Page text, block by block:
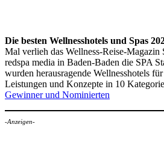
Die besten Wellnesshotels und Spas
Mal verlieh das Wellness-Reise-Magazin
redspa media in Baden-Baden die SPA
wurden herausragende Wellnesshotels
Leistungen und Konzepte in 10
Gewinner und Nominierten
-Anzeigen-